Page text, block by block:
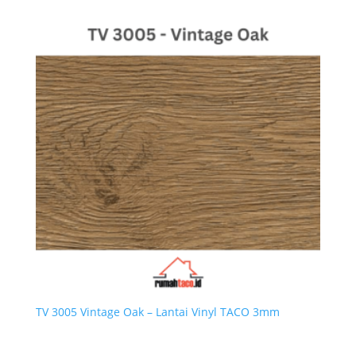
TV 3005 Vintage Oak – Lantai Vinyl TACO 3mm